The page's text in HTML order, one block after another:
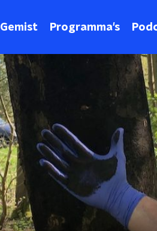
Gemist Programma's